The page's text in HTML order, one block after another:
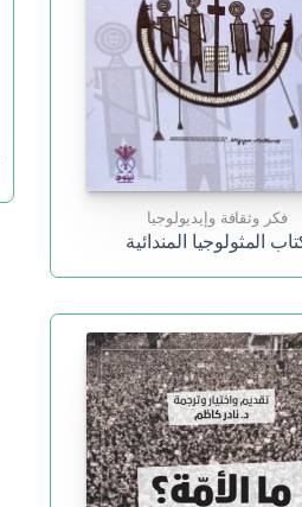
فكر وثقافة وإيديولوجيا
المثولوجيا المندائية